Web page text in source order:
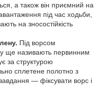
а також він приємний на
під час ходьби,
на зносостійкість
Під ворсом
ще називають первинним
за структурою
сплетене полотно з
— фіксувати ворс і